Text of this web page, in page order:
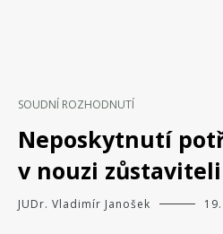
SOUDNÍ ROZHODNUTÍ
Neposkytnutí
v nouzi zůstaviteli
JUDr. Vladimír Janošek